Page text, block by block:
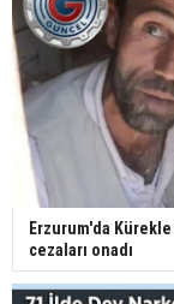
Erzurum'da
cezaları onadı